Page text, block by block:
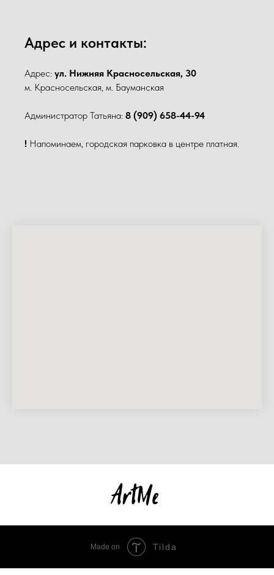
Адрес и контакты:
Адрес: ул. Нижняя Красносельская, 30
м. Красносельская, м. Бауманская
Администратор Татьяна: 8 (909) 658-44-94
! Напоминаем, городская парковка в центре платная.
Made on Tilda